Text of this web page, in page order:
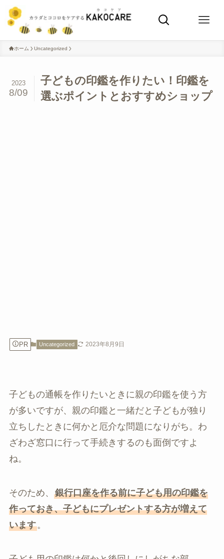
ホーム Uncategorized
子どもの印鑑を作りたい！印鑑を
選ぶポイントとおすすめショップ
2023
8/09
PR Uncategorized 2023年8月9日
子どもの通帳を作りたいときに親の印鑑を使う方
が多いですが、親の印鑑と一緒だと子どもが独り
立ちしたときに何かと厄介な問題になりがち。わ
ざわざ窓口に行って手続きするのも面倒ですよ
ね。
そのため、 銀行口座を作る前に子ども用の印鑑を
作っておき、子どもにプレゼントする方が増えて
います。